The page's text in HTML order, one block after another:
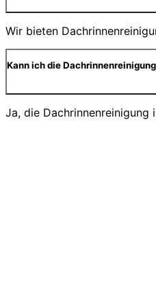
Wir bieten
Kann ich die
Ja, die